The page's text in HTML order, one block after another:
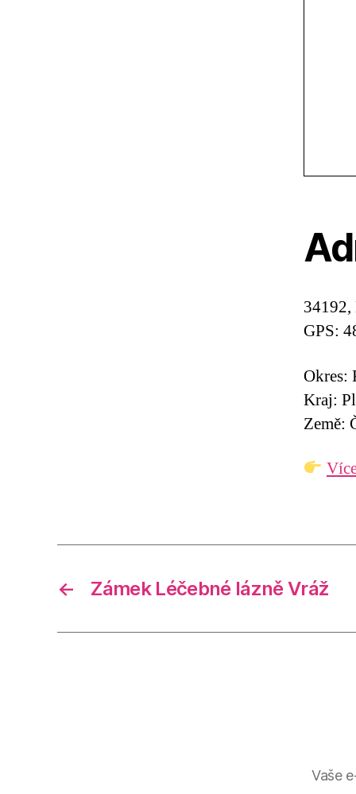
GPS:
Okres:
Kraj:
Země:
← Zámek Léčebné lázně Vráž
Vaše